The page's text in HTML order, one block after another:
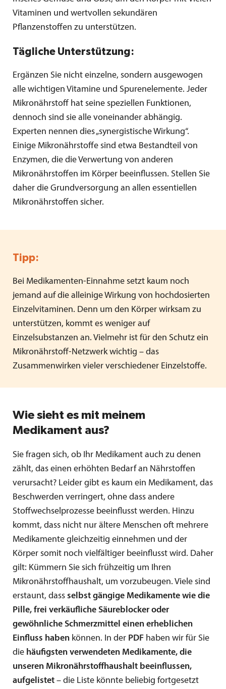
Vitaminen und wertvollen sekundären
Pflanzenstoffen zu unterstützen.
Tägliche Unterstützung:
Ergänzen Sie nicht einzelne, sondern ausgewogen
alle wichtigen Vitamine und Spurenelemente. Jeder
Mikronährstoff hat seine speziellen Funktionen,
dennoch sind sie alle voneinander abhängig.
Experten nennen dies „synergistische Wirkung“.
Einige Mikronährstoffe sind etwa Bestandteil von
Enzymen, die die Verwertung von anderen
Mikronährstoffen im Körper beeinflussen. Stellen Sie
daher die Grundversorgung an allen essentiellen
Mikronährstoffen sicher.
Tipp:
Bei Medikamenten-Einnahme setzt kaum noch
jemand auf die alleinige Wirkung von hochdosierten
Einzelvitaminen. Denn um den Körper wirksam zu
unterstützen, kommt es weniger auf
Einzelsubstanzen an. Vielmehr ist für den Schutz ein
Mikronährstoff-Netzwerk wichtig – das
Zusammenwirken vieler verschiedener Einzelstoffe.
Wie sieht es mit meinem
Medikament aus?
Sie fragen sich, ob Ihr Medikament auch zu denen
zählt, das einen erhöhten Bedarf an Nährstoffen
verursacht? Leider gibt es kaum ein Medikament, das
Beschwerden verringert, ohne dass andere
Stoffwechselprozesse beeinflusst werden. Hinzu
kommt, dass nicht nur ältere Menschen oft mehrere
Medikamente gleichzeitig einnehmen und der
Körper somit noch vielfältiger beeinflusst wird. Daher
gilt: Kümmern Sie sich frühzeitig um Ihren
Mikronährstoffhaushalt, um vorzubeugen. Viele sind
erstaunt, dass selbst gängige Medikamente wie die
Pille, frei verkäufliche Säureblocker oder
gewöhnliche Schmerzmittel einen erheblichen
Einfluss haben können. In der PDF haben wir für Sie
die häufigsten verwendeten Medikamente, die
unseren Mikronährstoffhaushalt beeinflussen,
aufgelistet – die Liste könnte beliebig fortgesetzt